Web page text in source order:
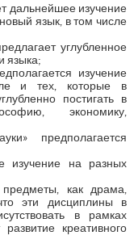
дальнейшее изучение
язык, в том числе
углубленное
языка;
изучение
и тех, которые в
постигать в
экономику,
предполагается
изучение на разных
предметы, как драма,
эти дисциплины в
в рамках
креативного